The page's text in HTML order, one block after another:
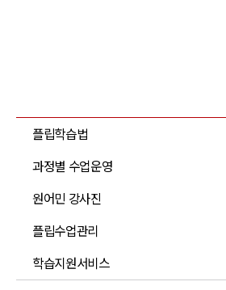
플립학습법
과정별 수업운영
원어민 강사진
플립수업관리
학습지원서비스